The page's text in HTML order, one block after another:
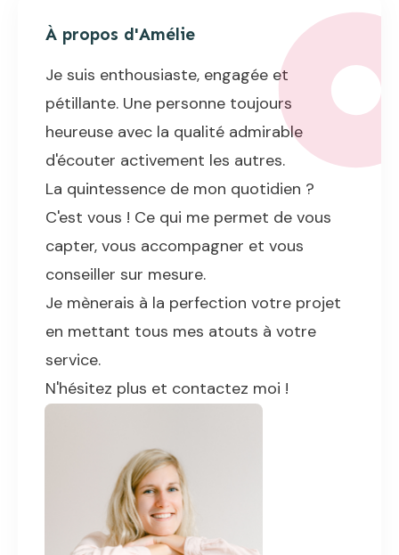
À propos d'Amélie
Je suis enthousiaste, engagée et
pétillante. Une personne toujours
heureuse avec la qualité admirable
d'écouter activement les autres.
La quintessence de mon quotidien ?
C'est vous ! Ce qui me permet de vous
capter, vous accompagner et vous
conseiller sur mesure.
Je mènerais à la perfection votre projet
en mettant tous mes atouts à votre
service.
N'hésitez plus et contactez moi !